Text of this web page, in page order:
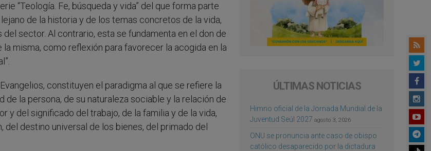
“Teología. Fe, búsqueda y vida” del que forma parte
de la historia y de los temas concretos de la vida,
sector. Al contrario, esta se fundamenta en el don de
misma, como reflexión para favorecer la acogida en la
constituyen el paradigma al que se refiere la
la persona, de su naturaleza sociable y la relación de
y del significado del trabajo, de la familia y de la vida,
destino universal de los bienes, del primado del
ÚLTIMAS NOTICIAS
Himno oficial de la Jornada Mundial de la
Juventud Seúl 2027 agosto 3, 2026
ONU se pronuncia ante caso de obispo
católico desaparecido por la dictadura